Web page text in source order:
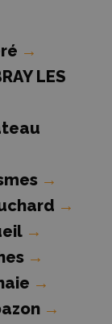
→
LES
→
→
→
→
→
→